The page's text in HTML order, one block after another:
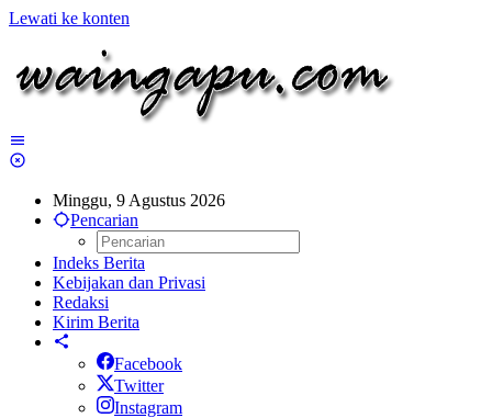
Lewati ke konten
Minggu, 9 Agustus 2026
Pencarian
Indeks Berita
Kebijakan dan Privasi
Redaksi
Kirim Berita
Facebook
Twitter
Instagram